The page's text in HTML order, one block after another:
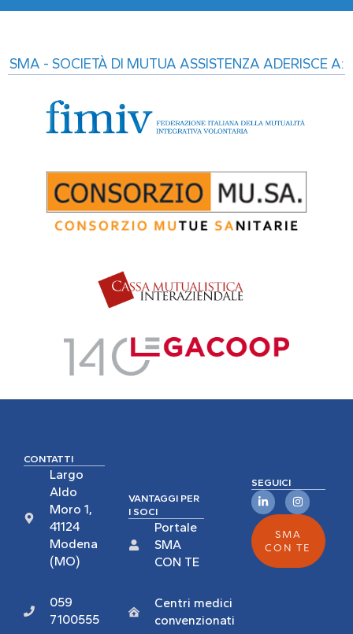
SMA - SOCIETÀ DI MUTUA ASSISTENZA ADERISCE A:
CONTATTI
Largo
Aldo
Moro 1,
41124
Modena
(MO)
059
7100555
VANTAGGI PER
I SOCI
Portale
SMA
CON TE
Centri medici
convenzionati
SEGUICI
SMA
CON TE